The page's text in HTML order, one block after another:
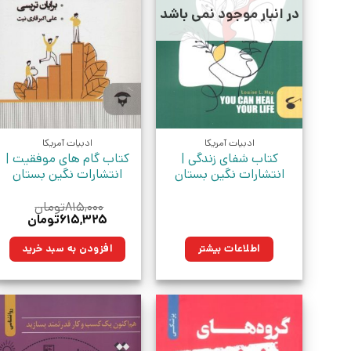
در انبار موجود نمی باشد
ادبیات آمریکا
کتاب شفای زندگی |
انتشارات نگین بستان
اطلاعات بیشتر
ادبیات آمریکا
کتاب گام های موفقیت |
انتشارات نگین بستان
۸۱۵,۰۰۰تومان
قیمت
۸۱۵,۰۰۰تومان
بود.
۶۱۵,۳۲۵تومانقیمت
افزودن به سبد خرید